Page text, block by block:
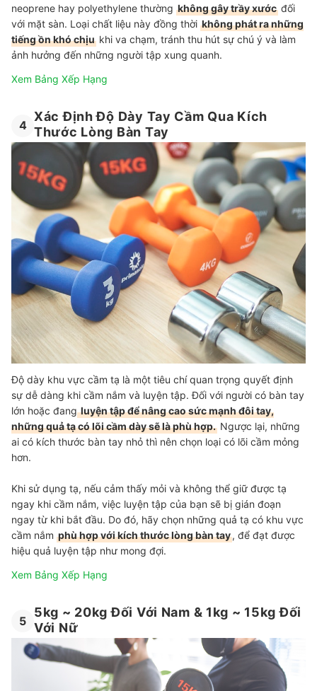
neoprene hay polyethylene thường không gây trầy xước đối
với mặt sàn. Loại chất liệu này đồng thời không phát ra những
tiếng ồn khó chịu khi va chạm, tránh thu hút sự chú ý và làm
ảnh hưởng đến những người tập xung quanh.
Xem Bảng Xếp Hạng
4
Xác Định Độ Dày Tay Cầm Qua Kích
Thước Lòng Bàn Tay
Độ dày khu vực cầm tạ là một tiêu chí quan trọng quyết định
sự dễ dàng khi cầm nắm và luyện tập. Đối với người có bàn tay
lớn hoặc đangluyện tập để nâng cao sức mạnh đôi tay,
những quả tạ có lõi cầm dày sẽ là phù hợp. Ngược lại, những
ai có kích thước bàn tay nhỏ thì nên chọn loại có lõi cầm mỏng
hơn.
Khi sử dụng tạ, nếu cảm thấy mỏi và không thể giữ được tạ
ngay khi cầm nắm, việc luyện tập của bạn sẽ bị gián đoạn
ngay từ khi bắt đầu. Do đó, hãy chọn những quả tạ có khu vực
cầm nắm phù hợp với kích thước lòng bàn tay, để đạt được
hiệu quả luyện tập như mong đợi.
Xem Bảng Xếp Hạng
5
5kg ~ 20kg Đối Với Nam & 1kg ~ 15kg Đối
Với Nữ